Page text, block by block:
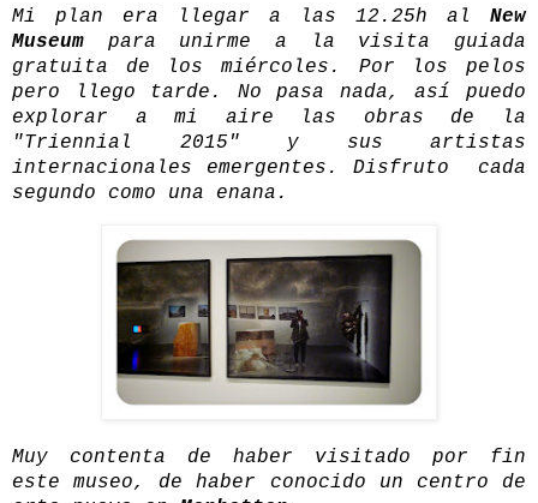
Mi plan era llegar a las 12.25h al New
Museum para unirme a la visita guiada
gratuita de los miércoles. Por los pelos
pero llego tarde. No pasa nada, así puedo
explorar a mi aire las obras de la
"Triennial 2015" y sus artistas
internacionales emergentes. Disfruto cada
segundo como una enana.
Muy contenta de haber visitado por fin
este museo, de haber conocido un centro de